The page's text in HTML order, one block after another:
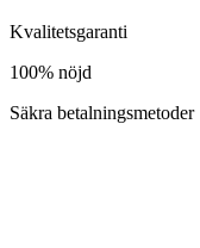
Kvalitetsgaranti
100% nöjd
Säkra betalningsmetoder